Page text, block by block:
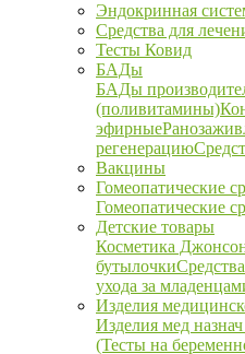
Эндокринная
Средства для
Тесты Ковид
БАДы
БАДы
(поливитамины)
эфирные
регенерацию
Вакцины
Гомеопатические
Гомеопатические
Детские товары
Косметика
бутылочки
ухода за
Изделия
Изделия мед
(Тесты на